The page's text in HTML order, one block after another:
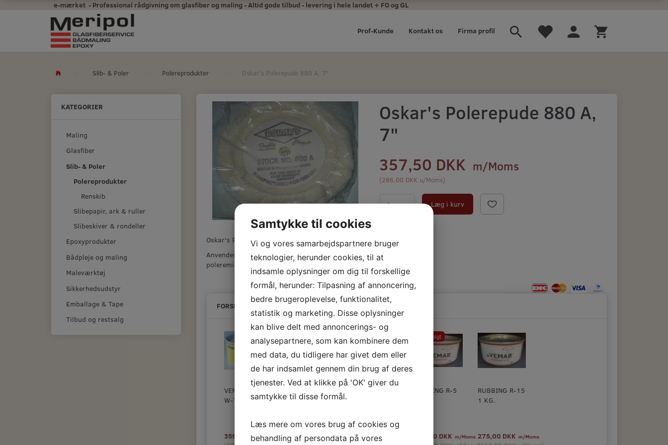
e-mærket - Professional rådgivning om glasfiber og maling - Altid gode tilbud - levering i hele landet + FO og GL
Firma profil
Kontakt os
Prof-Kunde
Slib- & Poler Polereprodukter Oskar's Polerepude 880 A, 7"
KATEGORIER
Maling
Glasfiber
Slib- & Poler
Polereprodukter
Renskib
Slibepapir, ark & ruller
Slibeskiver & rondeller
Epoxyprodukter
Bådpleje og maling
Maleværktøj
Sikkerhedsudstyr
Emballage & Tape
Tilbud og restsalg
Oskar's Polerepude til glasfiber 7" i lammeskind.
Anvendes til polering af gelcoat flader, anbefalet
poleremiddel Norpol Rubbing R-10
Oskar's Polerepude 880 A,
7"
357,50 DKK m/Moms
(286,00 DKK u/Moms)
Læg i kurv
FORSLAG TIL DIG
VEMAB WAX
W-70, 700 GR.
359,00 DKKm/Moms
GROV
151,20 DKKm/Moms
Populær
RUBBING R-
261,00 DKK
Udsolgt
RUBBING R-5
284,00 DKK m/Moms
RUBBING R-15
1 KG.
275,00 DKK m/Moms
Samtykke til cookies
Vi og vores samarbejdspartnere bruger
teknologier, herunder cookies, til at
indsamle oplysninger om dig til forskellige
formål, herunder: Tilpasning af annoncering,
bedre brugeroplevelse, funktionalitet,
statistik og marketing. Disse oplysninger
kan blive delt med annoncerings- og
analysepartnere, som kan kombinere dem
med data, du tidligere har givet dem eller
de har indsamlet gennem din brug af deres
tjenester. Ved at klikke på 'OK' giver du
samtykke til disse formål.
Læs mere om vores brug af cookies og
behandling af persondata på vores